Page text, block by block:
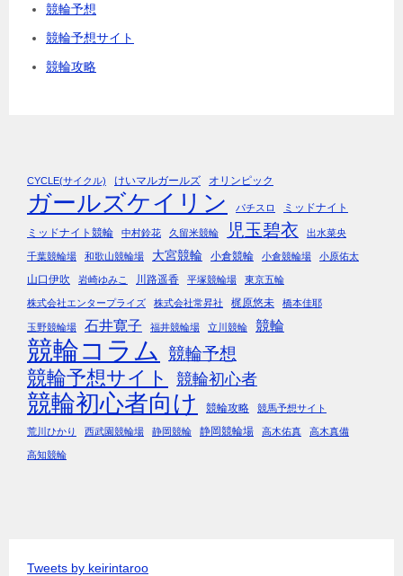
競輪予想
競輪予想サイト
競輪攻略
CYCLE(サイクル) けいマルガールズ オリンピック
ガールズケイリン パチスロ
ミッドナイト
ミッドナイト競輪
中村鈴花 久留米競輪 児玉碧衣 出水菜央
千葉競輪場 和歌山競輪場 大宮競輪 小倉競輪 小倉競輪場 小原佑太
山口伊吹 岩崎ゆみこ 川路遥香 平塚競輪場 東京五輪
株式会社エンタープライズ 株式会社常昇社 梶原悠未 橋本佳耶
玉野競輪場 石井寛子 福井競輪場 立川競輪 競輪
競輪コラム 競輪予想
競輪予想サイト 競輪初心者
競輪初心者向け 競輪攻略 競馬予想サイト
荒川ひかり 西武園競輪場 静岡競輪 静岡競輪場 高木佑真 高木真備
高知競輪
Tweets by keirintaroo